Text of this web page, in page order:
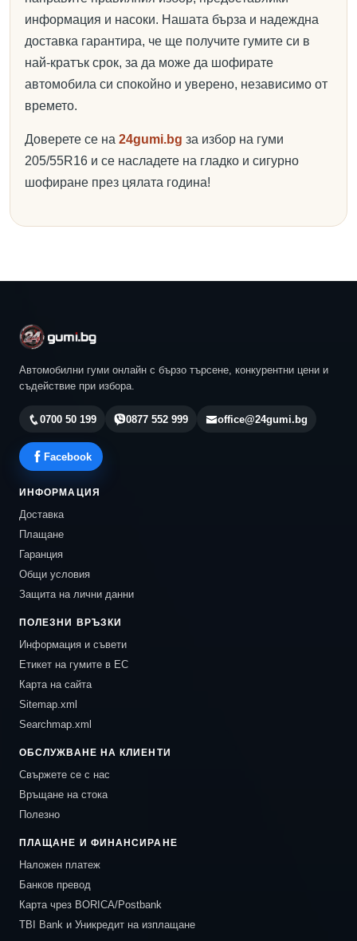
информация и насоки. Нашата бърза и надеждна
доставка гарантира, че ще получите гумите си в
най-кратък срок, за да може да шофирате
автомобила си спокойно и уверено, независимо от
времето.
Доверете се на 24gumi.bg за избор на гуми
205/55R16 и се насладете на гладко и сигурно
шофиране през цялата година!
Автомобилни гуми онлайн с бързо търсене, конкурентни цени и
съдействие при избора.
0700 50 199 0877 552 999 office@24gumi.bg
Facebook
ИНФОРМАЦИЯ
Доставка
Плащане
Гаранция
Общи условия
Защита на лични данни
ПОЛЕЗНИ ВРЪЗКИ
Информация и съвети
Етикет на гумите в ЕС
Карта на сайта
Sitemap.xml
Searchmap.xml
ОБСЛУЖВАНЕ НА КЛИЕНТИ
Свържете се с нас
Връщане на стока
Полезно
ПЛАЩАНЕ И ФИНАНСИРАНЕ
Наложен платеж
Банков превод
Карта чрез BORICA/Postbank
TBI Bank и Уникредит на изплащане